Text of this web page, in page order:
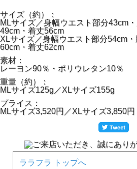
サイズ（約）：
MLサイズ／身幅ウエスト部分43cm
49cm・着丈56cm
XLサイズ／身幅ウエスト部分54cm
60cm・着丈62cm
素材：
レーヨン90％・ポリウレタン10％
重量（約）：
MLサイズ125g／XLサイズ155g
プライス：
MLサイズ3,520円／XLサイズ3,850円
ララフラ トップへ